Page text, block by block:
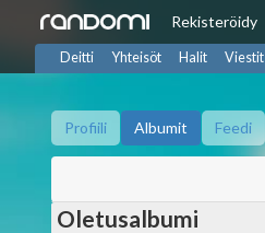
Rekisteröidy
Deitti Yhteisöt Halit Viestit
Profiili Albumit Feedi
Oletusalbumi